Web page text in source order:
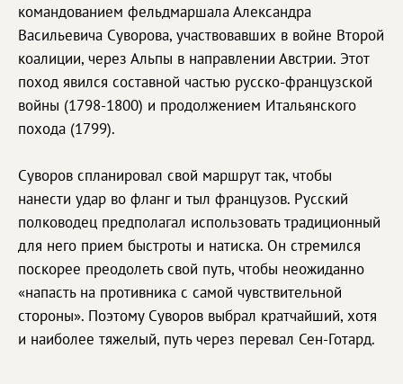
командованием фельдмаршала Александра
Васильевича Суворова, участвовавших в войне Второй
коалиции, через Альпы в направлении Австрии. Этот
поход явился составной частью русско-французской
войны (1798-1800) и продолжением Итальянского
похода (1799).
Суворов спланировал свой маршрут так, чтобы
нанести удар во фланг и тыл французов. Русский
полководец предполагал использовать традиционный
для него прием быстроты и натиска. Он стремился
поскорее преодолеть свой путь, чтобы неожиданно
«напасть на противника с самой чувствительной
стороны». Поэтому Суворов выбрал кратчайший, хотя
и наиболее тяжелый, путь через перевал Сен-Готард.